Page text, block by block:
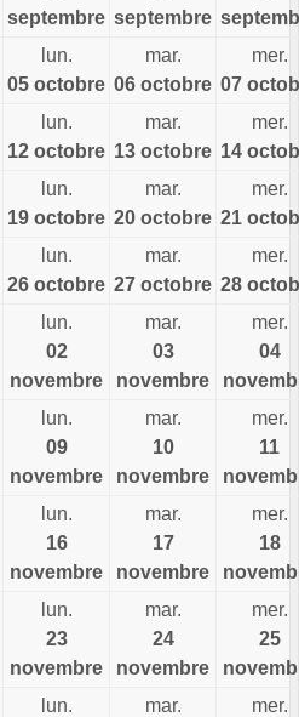
septembre septembre
lun.
05 octobre
mar.
06 octobre
mer.
07
lun.
12 octobre
mar.
13 octobre
mer.
14
lun.
19 octobre
mar.
20 octobre
mer.
21
lun.
26 octobre
mar.
27 octobre
mer.
28
lun.
02
novembre
mar.
03
novembre
mer.
04
lun.
09
novembre
mar.
10
novembre
mer.
11
lun.
16
novembre
mar.
17
novembre
mer.
18
lun.
23
novembre
mar.
24
novembre
mer.
25
lun.
mar.
mer.